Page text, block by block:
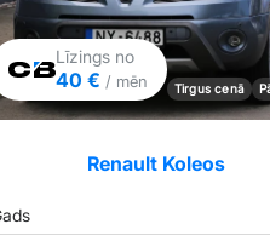
Līzings no
40 € / mēn Tirgus cenā
Renault Koleos